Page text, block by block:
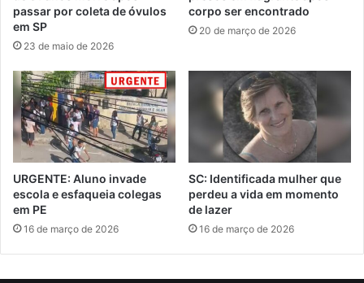
passar por coleta de óvulos
em SP
23 de maio de 2026
corpo ser encontrado
20 de março de 2026
URGENTE: Aluno invade
escola e esfaqueia colegas
em PE
16 de março de 2026
SC: Identificada mulher que
perdeu a vida em momento
de lazer
16 de março de 2026